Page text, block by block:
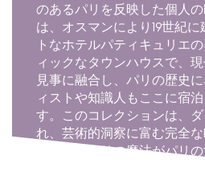
のあるパリを反映した個人
は、オスマンにより19世紀
トなホテルパティキュリエ
ィックなタウンハウスで、
見事に融合し、パリの歴史
ィストや知識人もここに宿
す。このコレクションは、
れ、芸術的洞察に富む完全な
います。パリの魔法がパリ
と出会った時に何が起きる